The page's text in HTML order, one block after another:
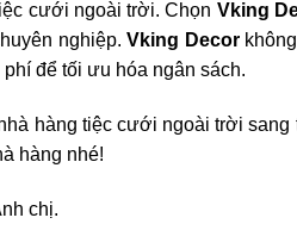
cưới ngoài trời. Chọn Vking
nghiệp.Vking Decorkhông
để tối ưu hóa ngân sách.
hàng tiệc cưới ngoài trời sang
hàng nhé!
chị.